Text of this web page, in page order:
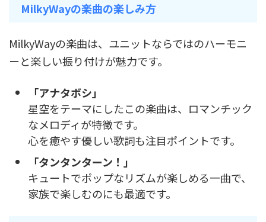
MilkyWayの楽曲の楽しみ方
MilkyWayの楽曲は、ユニットならではのハーモニ
ーと楽しい振り付けが魅力です。
「アナタボシ」
星空をテーマにしたこの楽曲は、ロマンチック
なメロディが特徴です。
心を癒やす優しい歌詞も注目ポイントです。
「タンタンターン！」
キュートでポップなリズムが楽しめる一曲で、
家族で楽しむのにも最適です。